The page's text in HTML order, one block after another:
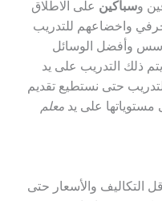
وسباكين على الاطلاق
واخضاعهم للتدريب
وأفضل الوسائل
ذلك التدريب على يد
حتى نستطيع تقديم
على يد معلم
التكاليف والأسعار حتى